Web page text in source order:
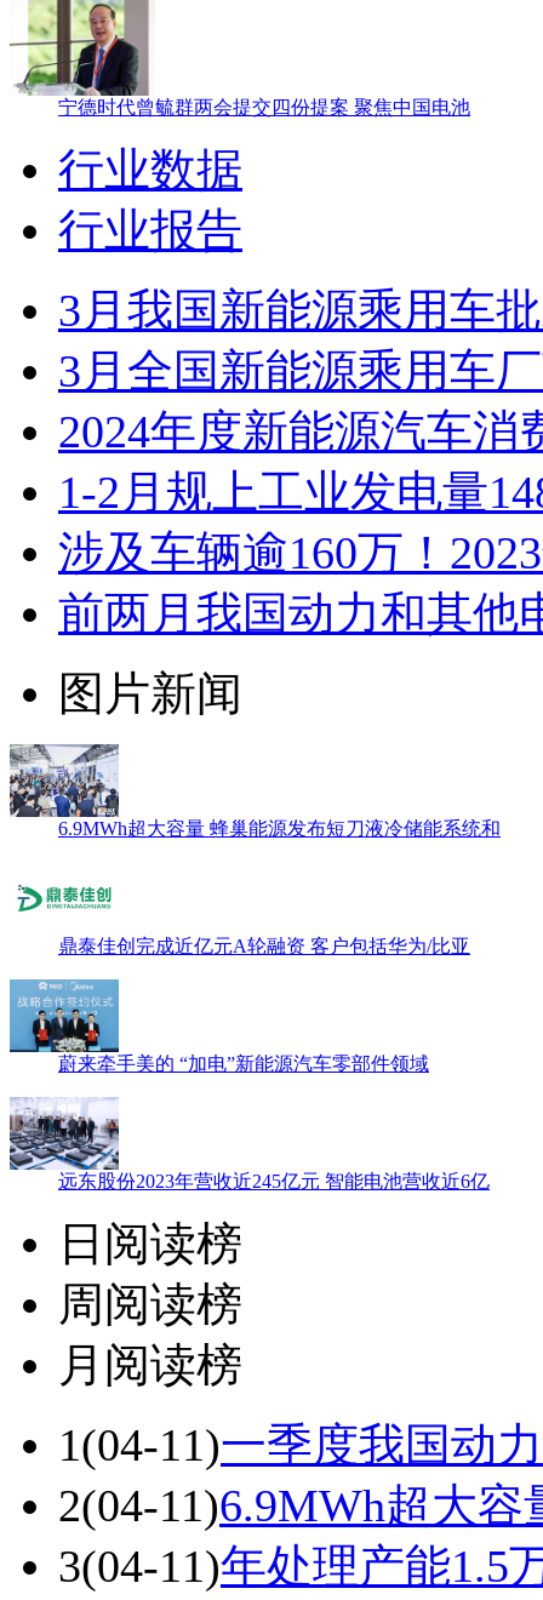
宁德时代曾毓群两会提交四份提案 聚焦中国电池
行业数据
行业报告
3月我国新能源乘用车
3月全国新能源乘用车
2024年度新能源汽车消
1-2月规上工业发电量
涉及车辆逾160万！
前两月我国动力和其他
图片新闻
6.9MWh超大容量 蜂巢能源发布短刀液冷储能系统和
鼎泰佳创完成近亿元A轮融资 客户包括华为/比亚
蔚来牵手美的 “加电”新能源汽车零部件领域
远东股份2023年营收近245亿元 智能电池营收近6亿
日阅读榜
周阅读榜
月阅读榜
1(04-11)一季度我国动
2(04-11)6.9MWh超大
3(04-11)年处理产能1.5